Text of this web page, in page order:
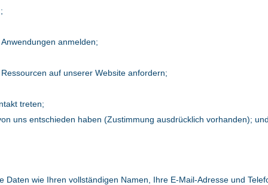
anmelden;
auf unserer Website anfordern;
treten;
uns entschieden haben (Zustimmung ausdrücklich vorhanden);
wie Ihren vollständigen Namen, Ihre E-Mail-Adresse und